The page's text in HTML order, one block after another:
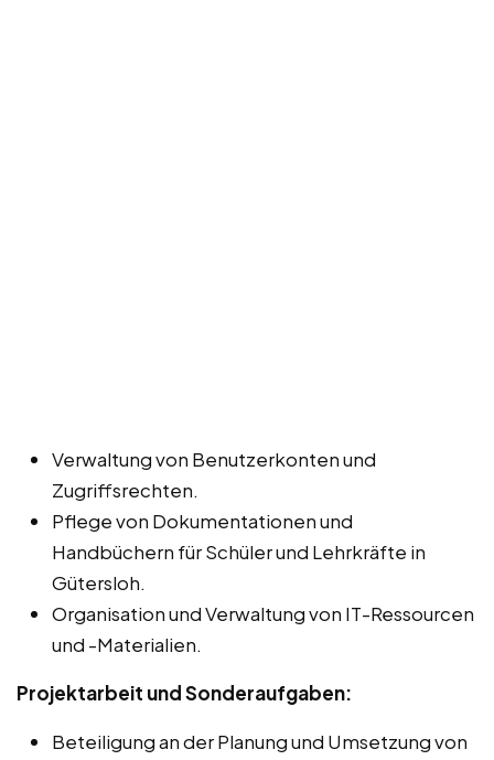
Verwaltung von Benutzerkonten und
Zugriffsrechten.
Pflege von Dokumentationen und
Handbüchern für Schüler und Lehrkräfte in
Gütersloh.
Organisation und Verwaltung von IT-Ressourcen
und -Materialien.
Projektarbeit und Sonderaufgaben:
Beteiligung an der Planung und Umsetzung von